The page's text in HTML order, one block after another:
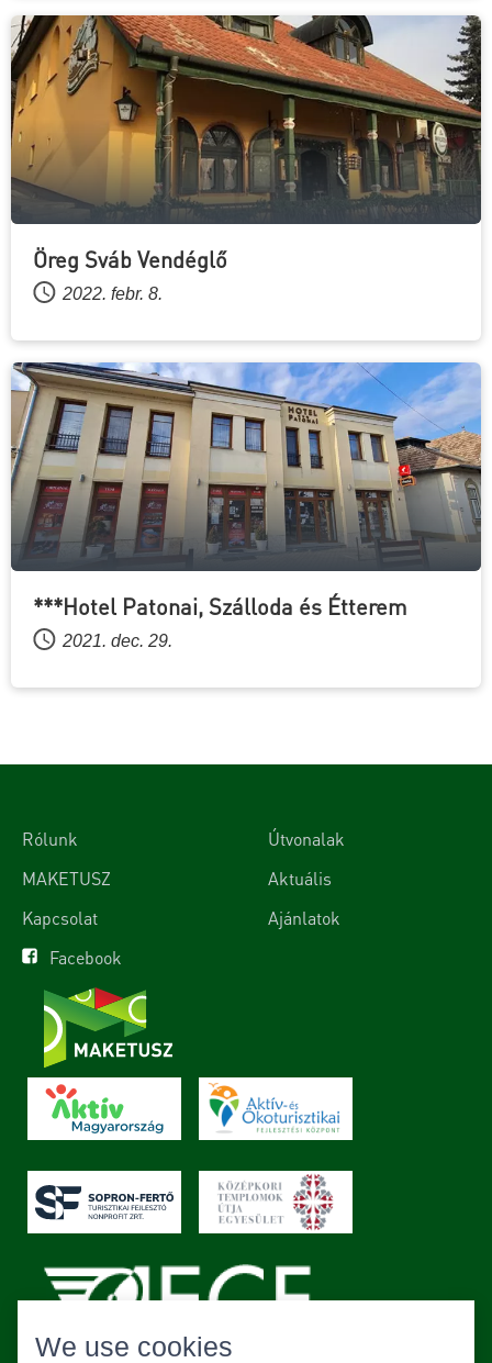
Öreg Sváb Vendéglő
2022. febr. 8.
***Hotel Patonai, Szálloda és Étterem
2021. dec. 29.
Rólunk
MAKETUSZ
Kapcsolat
Útvonalak
Aktuális
Ajánlatok
Facebook
We use cookies